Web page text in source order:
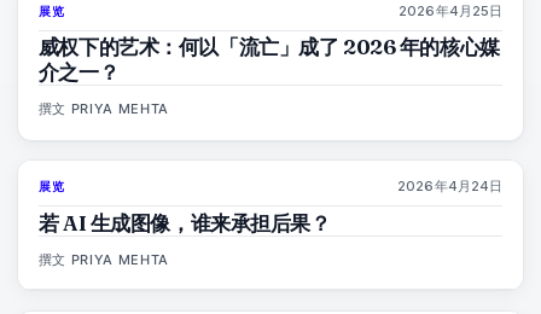
77% 77
展览 2026年4月25日
威权下的艺术：何以「流亡」成了 2026 年的核心媒
介之一？
撰文 PRIYA MEHTA
76% 69
展览 2026年4月24日
若 AI 生成图像，谁来承担后果？
撰文 PRIYA MEHTA